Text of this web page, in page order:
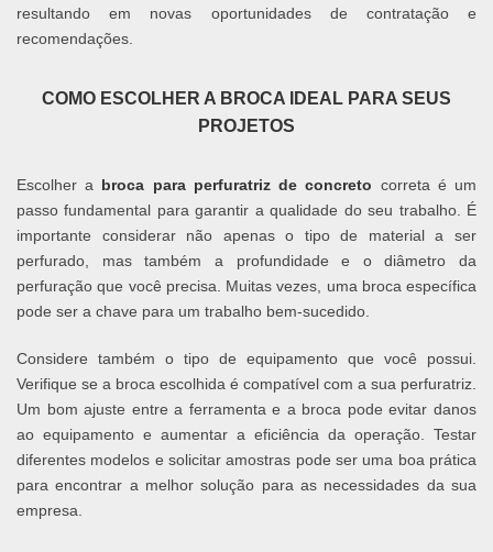
resultando em novas oportunidades de contratação e
recomendações.
COMO ESCOLHER A BROCA IDEAL PARA SEUS
PROJETOS
Escolher a broca para perfuratriz de concreto correta é um
passo fundamental para garantir a qualidade do seu trabalho. É
importante considerar não apenas o tipo de material a ser
perfurado, mas também a profundidade e o diâmetro da
perfuração que você precisa. Muitas vezes, uma broca específica
pode ser a chave para um trabalho bem-sucedido.
Considere também o tipo de equipamento que você possui.
Verifique se a broca escolhida é compatível com a sua perfuratriz.
Um bom ajuste entre a ferramenta e a broca pode evitar danos
ao equipamento e aumentar a eficiência da operação. Testar
diferentes modelos e solicitar amostras pode ser uma boa prática
para encontrar a melhor solução para as necessidades da sua
empresa.